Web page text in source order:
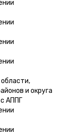
и округа
АППГ